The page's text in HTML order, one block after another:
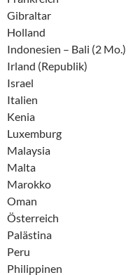
Gibraltar
Holland
Indonesien – Bali (2 Mo.)
Irland (Republik)
Israel
Italien
Kenia
Luxemburg
Malaysia
Malta
Marokko
Oman
Österreich
Palästina
Peru
Philippinen